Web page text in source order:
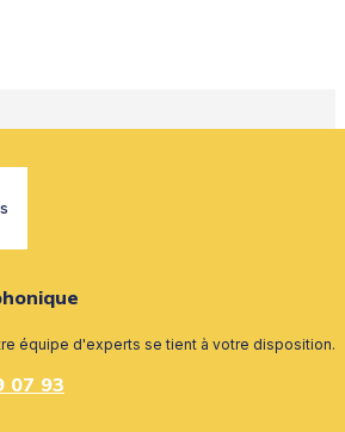
équipe d'experts se tient à votre disposition.
07 93